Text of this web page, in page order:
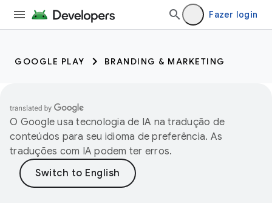
Fazer login
GOOGLE PLAY BRANDING & MARKETING
O Google usa tecnologia de IA na tradução de
conteúdos para seu idioma de preferência. As
traduções com IA podem ter erros.